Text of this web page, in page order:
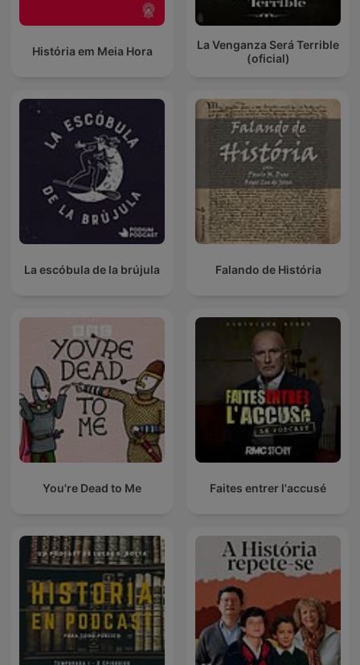
História em Meia Hora
La Venganza Será Terrible
(oficial)
La escóbula de la brújula Falando de História
You're Dead to Me Faites entrer l'accusé